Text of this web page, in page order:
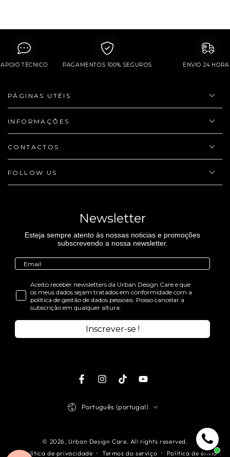
APOIO TÉCNICO PAGAMENTOS 100% SEGUROS ENVIO
PÁGINAS UTÉIS
INFORMAÇÕES
CONTACTOS
FOLLOW US
Newsletter
Esteja sempre atento às nossas noticias e promoções
subscrevendo a nossa newsletter.
Aceito receber newsletters da Urban Design Care e que
os meus dados sejam tratados em conformidade com a
política de gestão de dados pessoais. Posso cancelar a
subscrição em qualquer altura.
Inscrever-se !
FacebookInstagramTikTokYoutube
© 2026, Urban Design Care. All rights reserved.
Política de privacidade
Termos do serviço Política de envio
Português (portugal)